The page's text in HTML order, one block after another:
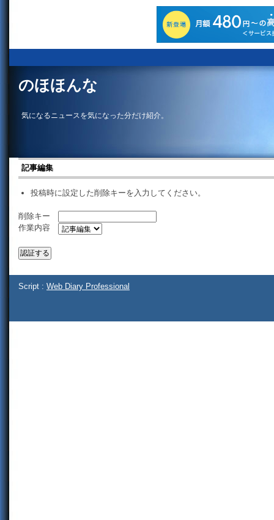
のほほんな
気になるニュースを気になった分だけ紹介。
記事編集
投稿時に設定した削除キーを入力してください。
削除キー
作業内容
Script : Web Diary Professional